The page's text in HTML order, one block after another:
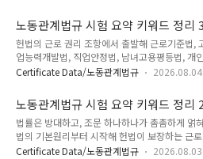
▶ 야간근로오후 10시부터 다음 날 오전 6시 사
한다. ▶ 사용증명서① 사용자는 근로자가 퇴직한
기간, 업무 종류, 지위와 임금, 그 밖에 필요한 사
서를 청구하면 사실대로 적은 증명서를 즉시 내
제1항의 증명서에는 근로자가 요구한 사항만을
30일 이상 근무한 근로자로 하되, 청구할 수 있는
후 3년 이내로 한다. ..
노동관계법규 시험 요약 키워드 정리 3
헌법의 근로 권리 조항에서 출발해 근로기준법,
업능력개발법, 직업안정법, 남녀고용평등법, 개
지 노동관계법규를 정리했다. 헌법이 정한 근로
고용보험법의 실업급여 체계와 직업능력개발법
도로 확장된다. 이번 파트에서는 특히 숫자와 요
항들을 다룬다. 연소자 근로시간의 제한 범위,
사용 횟수, 난임치료휴가의 유급 일수, 직업소개
등은 정확한 수치 암기가 관건이다. 또한 개인정
Certificate Data/노동관계법규 2026.08.04
노동관계법규 시험 요약 키워드 정리 2
법률은 방대하고, 조문 하나하나가 촘촘하게 얽
법의 기본원리부터 시작해 헌법이 보장하는 근
의와 산정 방식, 여성과 연소자 보호 규정에 이르
Certificate Data/노동관계법규 2026.08.03